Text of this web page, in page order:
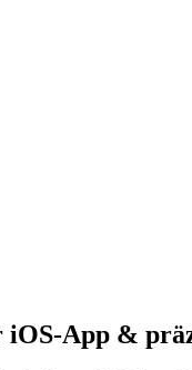
App &